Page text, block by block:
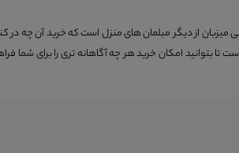
میزبان از دیگر مبلمان های منزل است که خرید آن چه
بتوانید امکان خرید هر چه آگاهانه تری را برای شما